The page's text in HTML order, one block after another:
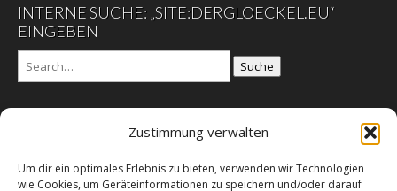
Zustimmung verwalten
Um dir ein optimales Erlebnis zu bieten, verwenden wir Technologien
wie Cookies, um Geräteinformationen zu speichern und/oder darauf
INTERNE SUCHE: „SITE:DERGLOECKEL.EU“
EINGEBEN
Suche
Datenschutzerklärung